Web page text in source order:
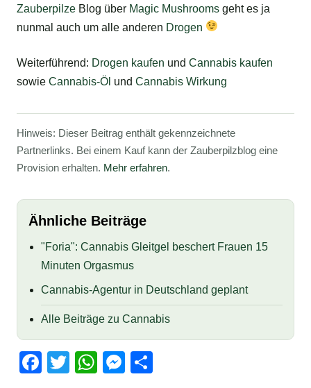
Zauberpilze Blog über Magic Mushrooms geht es ja
nunmal auch um alle anderen Drogen
Weiterführend: Drogen kaufen und Cannabis kaufen
sowie Cannabis-Öl und Cannabis Wirkung
Hinweis: Dieser Beitrag enthält gekennzeichnete
Partnerlinks. Bei einem Kauf kann der Zauberpilzblog eine
Provision erhalten. Mehr erfahren.
Ähnliche Beiträge
"Foria": Cannabis Gleitgel beschert Frauen 15
Minuten Orgasmus
Cannabis-Agentur in Deutschland geplant
Alle Beiträge zu Cannabis
F
T
W
M